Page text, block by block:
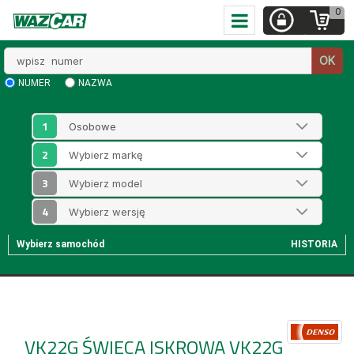
0
numer
OK
NUMER NAZWA
1
2
3
4
Wybierz samochód HISTORIA
VK22GŚWIECA ISKROWA VK22G